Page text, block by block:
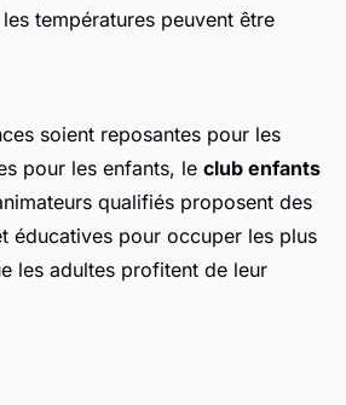
températures peuvent être
soient reposantes pour les
pour les enfants, le club enfants
qualifiés proposent des
éducatives pour occuper les plus
les adultes profitent de leur